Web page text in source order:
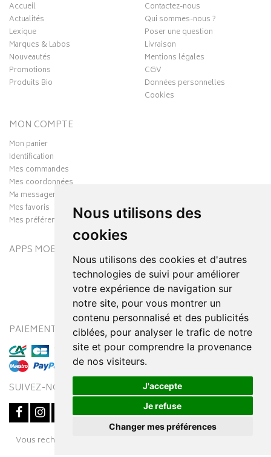
Nous utilisons des
cookies
Nous utilisons des cookies et d'autres
technologies de suivi pour améliorer
votre expérience de navigation sur
notre site, pour vous montrer un
contenu personnalisé et des publicités
ciblées, pour analyser le trafic de notre
site et pour comprendre la provenance
de nos visiteurs.
J'accepte
Je refuse
Changer mes préférences
Accueil
Actualités
Lexique
Marques & Labos
Nouveautés
Promotions
Produits Bio
Contactez-nous
Qui sommes-nous ?
Poser une question
Livraison
Mentions légales
CGV
Données personnelles
Cookies
MON COMPTE
Mon panier
Identification
Mes commandes
Mes coordonnées
Ma messagerie
Mes favoris
Mes préférences Cookies
APPS MOBILES
PAIEMENT SÉCURISÉ MODES DE LIVRAISON
SUIVEZ-NOUS SUR
Vous recherchez un médicament ? Découvrez la pharmacie en